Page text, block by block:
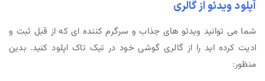
آپلود ویدئو از گالری
شما می توانید ویدئو های جذاب و سرگرم کننده ای که از قبل ثبت و
ادیت کرده اید را از گالری گوشی خود در تیک تاک اپلود کنید. بدین
منظور: